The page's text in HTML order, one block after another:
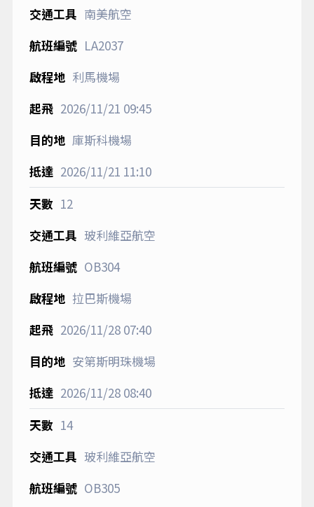
南美航空
LA2037
利馬機場
2026/11/21 09:45
庫斯科機場
2026/11/21 11:10
12
玻利維亞航空
OB304
拉巴斯機場
2026/11/2807:40
安第斯明珠機場
2026/11/2808:40
14
玻利維亞航空
OB305